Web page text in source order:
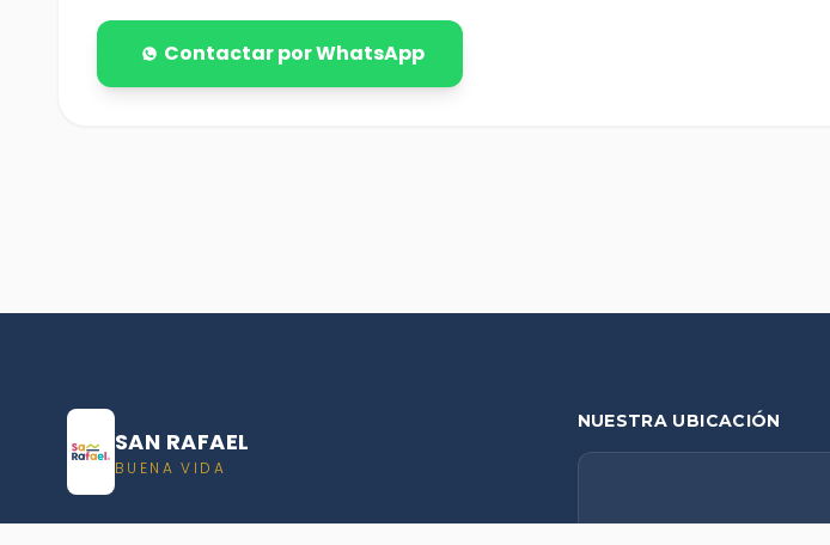
Contactar por WhatsApp
SAN RAFAEL
BUENA VIDA
NUESTRA UBICACIÓN